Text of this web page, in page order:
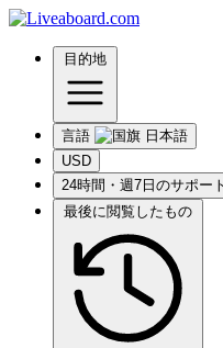
目的地
言語
USD
24時間・週7日のサポート
最後に閲覧したもの